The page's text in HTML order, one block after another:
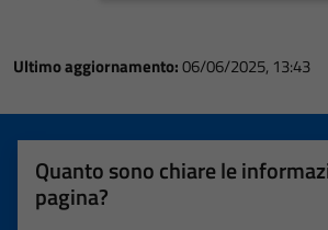
Ultimo aggiornamento:06/06/2025, 13:43
Quanto sono chiare le
pagina?